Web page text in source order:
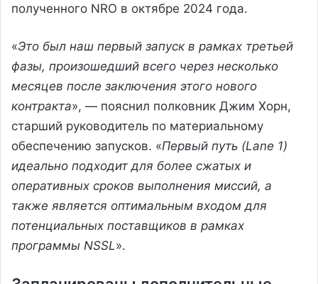
полученного NRO в октябре 2024 года.
«Это был наш первый запуск в рамках третьей
фазы, произошедший всего через несколько
месяцев после заключения этого нового
контракта», — пояснил полковник Джим Хорн,
старший руководитель по материальному
обеспечению запусков. «Первый путь (Lane 1)
идеально подходит для более сжатых и
оперативных сроков выполнения миссий, а
также является оптимальным входом для
потенциальных поставщиков в рамках
программы NSSL».